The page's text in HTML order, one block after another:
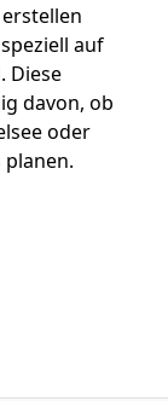
auf
Diese
davon, ob
oder